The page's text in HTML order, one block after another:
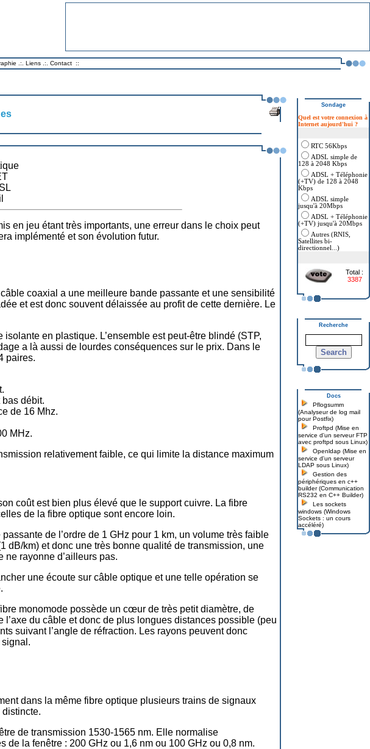
.:. Liens.:. Contact::
en jeu étant très importants, une erreur dans le choix peut
implémenté et son évolution futur.
coaxial a une meilleure bande passante et une sensibilité
et est donc souvent délaissée au profit de cette dernière. Le
en plastique. L’ensemble est peut-être blindé (STP,
a là aussi de lourdes conséquences sur le prix. Dans le
paires.
débit.
de 16 Mhz.
MHz.
relativement faible, ce qui limite la distance maximum
coût est bien plus élevé que le support cuivre. La fibre
de la fibre optique sont encore loin.
de l’ordre de 1 GHz pour 1 km, un volume très faible
dB/km) et donc une très bonne qualité de transmission, une
ne rayonne d’ailleurs pas.
une écoute sur câble optique et une telle opération se
monomode possède un cœur de très petit diamètre, de
l’axe du câble et donc de plus longues distances possible (peu
suivant l’angle de réfraction. Les rayons peuvent donc
dans la même fibre optique plusieurs trains de signaux
de transmission 1530-1565 nm. Elle normalise
de la fenêtre : 200 GHz ou 1,6 nm ou 100 GHz ou 0,8 nm.
Sondage
Quel est votre connexion à
Internet aujourd'hui ?
RTC 56Kbps
ADSL simple de
128 à 2048 Kbps
ADSL + Téléphonie
(+TV) de 128 à 2048
Kbps
ADSL simple
jusqu'à 20Mbps
ADSL + Téléphonie
(+TV) jusqu'à 20Mbps
Autres (RNIS,
Satellites bi-
directionnel...)
Total :
3387
Recherche
Docs
Pflogsumm
(Analyseur de log mail
pour Postfix)
Proftpd (Mise en
service d'un serveur FTP
avec proftpd sous Linux)
Openldap (Mise en
service d'un serveur
LDAP sous Linux)
Gestion des
périphériques en c++
builder (Communication
RS232 en C++ Builder)
Les sockets
windows (Windows
Sockets : un cours
accéléré)